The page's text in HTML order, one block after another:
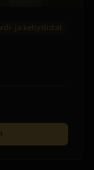
ja kehyslistat